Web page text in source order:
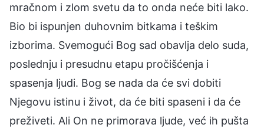
mračnom i zlom svetu da to onda neće biti lako.
Bio bi ispunjen duhovnim bitkama i teškim
izborima. Svemogući Bog sad obavlja delo suda,
poslednju i presudnu etapu pročišćenja i
spasenja ljudi. Bog se nada da će svi dobiti
Njegovu istinu i život, da će biti spaseni i da će
preživeti. Ali On ne primorava ljude, već ih pušta